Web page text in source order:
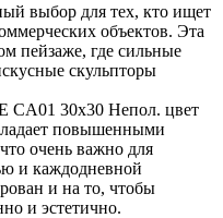
выбор для тех, кто ищет
объектов. Эта
пейзаже, где сильные
скульпторы
CA01 30x30 Непол. цвет
повышенными
очень важно для
и каждодневной
и на то, чтобы
и эстетично.